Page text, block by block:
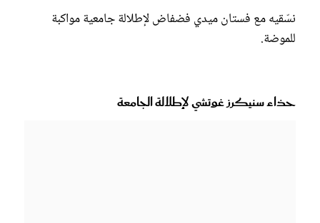
نسّقيه مع فستان ميدي فضفاض لإطلالة جامعية مواكبة
للموضة.
حذاء سنيكرز غوتشي لإطلالة الجامعة